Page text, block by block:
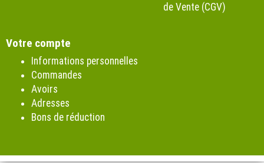
de Vente (CGV)
Votre compte
Informations personnelles
Commandes
Avoirs
Adresses
Bons de réduction